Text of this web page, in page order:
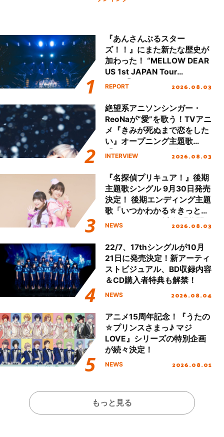
『あんさんぶるスター
ズ！！』にまた新たな歴史が
加わった！ “MELLOW DEAR
US 1st JAPAN Tour
Final「NICE to meet YOU
ート!!
REPORT 2026.08.03
絶望系アニソンシンガー・
ReoNaが“愛”を歌う！TVアニ
メ『きみが死ぬまで恋をした
い』オープニング主題歌
「Amore」インタビュー
INTERVIEW 2026.08.03
『名探偵プリキュア！』後期
主題歌シングル 9月30日発売
決定！ 後期エンディング主題
歌「いつかわかる☆きっとあ
える」TVサイズ先行配信開
NEWS 2026.08.03
22/7、17thシングルが10月
21日に発売決定！新アーティ
ストビジュアル、BD収録内容
＆CD購入者特典も解禁！
NEWS 2026.08.04
アニメ15周年記念！『うたの
☆プリンスさまっ♪ マジ
LOVE』シリーズの特別企画
が続々決定！
NEWS 2026.08.01
もっと見る